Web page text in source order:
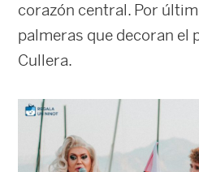
corazón central. Por
palmeras que decoran el
Cullera.